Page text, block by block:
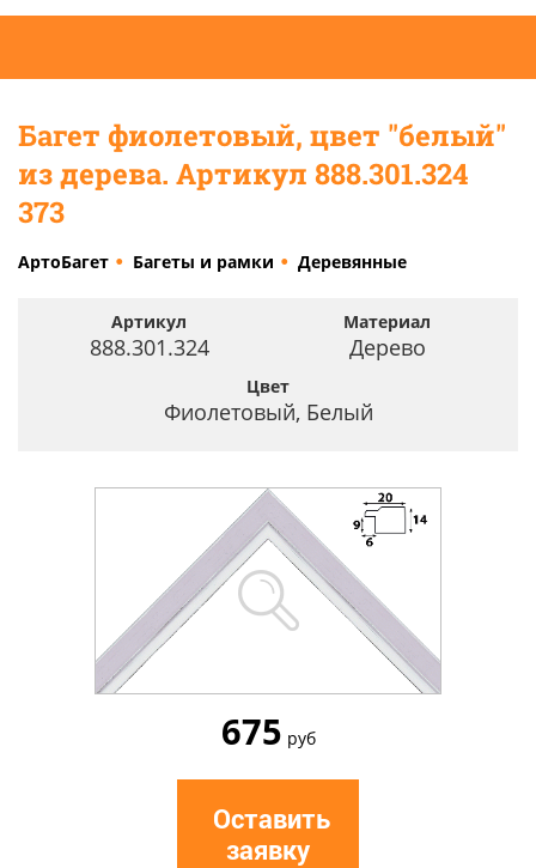
Багет фиолетовый, цвет "белый"
из дерева. Артикул 888.301.324
373
АртоБагет Багеты и рамки Деревянные
Артикул
888.301.324
Материал
Дерево
Цвет
Фиолетовый, Белый
675 руб
Оставить
заявку